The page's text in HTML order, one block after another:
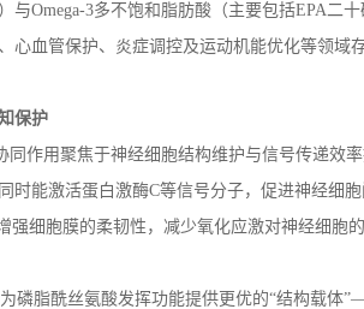
）与Omega-3多不饱和脂肪酸（主要包括EPA二十
心血管保护、炎症调控及运动机能优化等领
保护
同作用聚焦于神经细胞结构维护与信号传递效
时能激活蛋白激酶C等信号分子，促进神经细
强细胞膜的柔韧性，减少氧化应激对神经细胞
磷脂酰丝氨酸发挥功能提供更优的“结构载体